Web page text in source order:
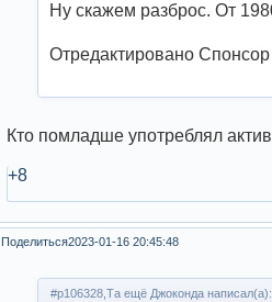
Ну скажем разброс. От
Отредактировано
Кто помладше употреблял
+8
Поделиться2023-01-16 20:45:48
#p106328,Та ещё Джоконда написал(а):